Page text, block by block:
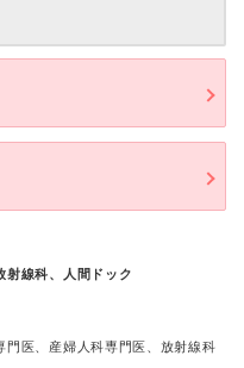
射線科、人間ドック
医、産婦人科専門医、放射線科